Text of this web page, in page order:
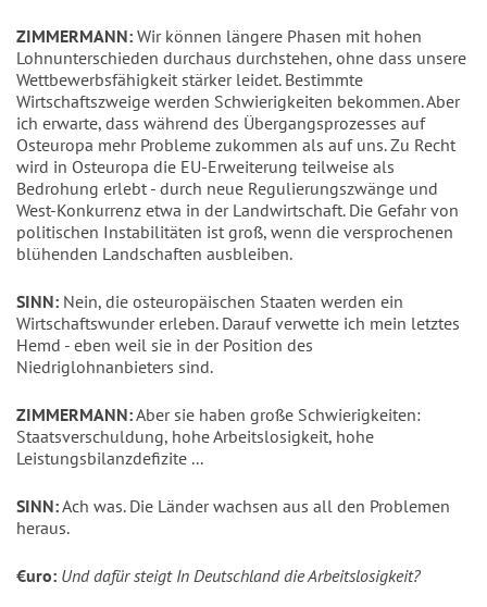
ZIMMERMANN: Wir können längere Phasen mit hohen
Lohnunterschieden durchaus durchstehen, ohne dass unsere
Wettbewerbsfähigkeit stärker leidet. Bestimmte
Wirtschaftszweige werden Schwierigkeiten bekommen. Aber
ich erwarte, dass während des Übergangsprozesses auf
Osteuropa mehr Probleme zukommen als auf uns. Zu Recht
wird in Osteuropa die EU-Erweiterung teilweise als
Bedrohung erlebt - durch neue Regulierungszwänge und
West-Konkurrenz etwa in der Landwirtschaft. Die Gefahr von
politischen Instabilitäten ist groß, wenn die versprochenen
blühenden Landschaften ausbleiben.
SINN: Nein, die osteuropäischen Staaten werden ein
Wirtschaftswunder erleben. Darauf verwette ich mein letztes
Hemd - eben weil sie in der Position des
Niedriglohnanbieters sind.
ZIMMERMANN:Aber sie haben große Schwierigkeiten:
Staatsverschuldung, hohe Arbeitslosigkeit, hohe
Leistungsbilanzdefizite ...
SINN:Ach was. Die Länder wachsen aus all den Problemen
heraus.
€uro: Und dafür steigt In Deutschland die Arbeitslosigkeit?